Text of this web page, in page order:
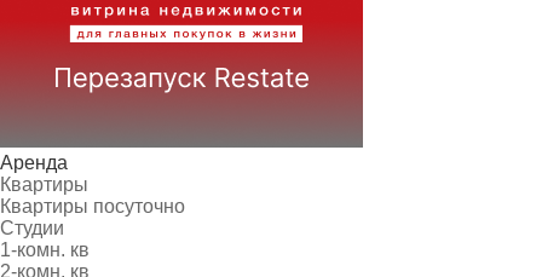
Аренда
Квартиры
Квартиры посуточно
Студии
1-комн. кв
2-комн. кв